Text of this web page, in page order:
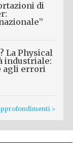
di
La Physical
industriale:
agli errori
>